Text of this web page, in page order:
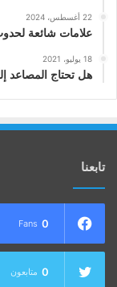
22 أغسطس، 2024
علامات شائعة
18 يوليو، 2021
هل تحتاج المصاعد
تابعنا
0
Fans
0 متابعون